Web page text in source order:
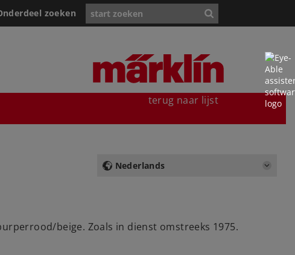
zoeken
terug naar lijst
Nederlands
beige. Zoals in dienst omstreeks 1975.